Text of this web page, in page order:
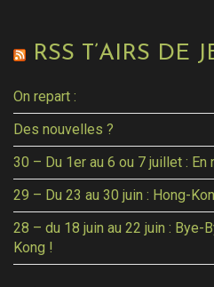
RSS T’AIRS DE
On repart :
Des nouvelles ?
30 – Du 1er au 6 ou 7 juillet : En
29 – Du 23 au 30 juin : Hong-
28 – du 18 juin au 22 juin : Bye-
Kong !